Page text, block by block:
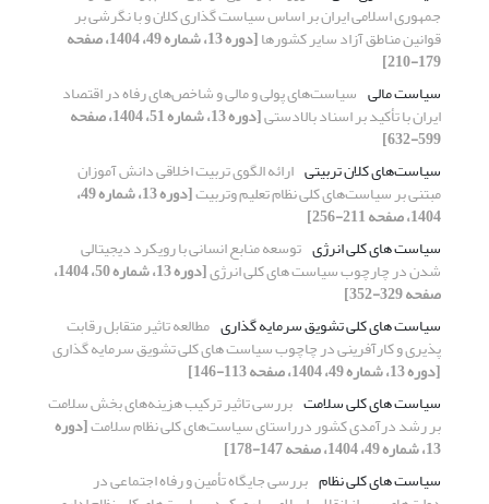
جمهوری اسلامی ایران بر اساس سیاست گذاری کلان و با نگرشی بر
قوانین مناطق آزاد سایر کشورها [دوره 13، شماره 49، 1404، صفحه
179-210]
سیاست مالی سیاست‌های پولی و مالی و شاخص‌های رفاه در اقتصاد
ایران با تأکید بر اسناد بالادستی [دوره 13، شماره 51، 1404، صفحه
599-632]
سیاست‌های کلان تربیتی ارائه الگوی تربیت اخلاقی دانش آموزان
مبتنی بر سیاست‌های کلی نظام تعلیم وتربیت [دوره 13، شماره 49،
1404، صفحه 211-256]
سیاست های کلی انرژی توسعه منابع انسانی با رویکرد دیجیتالی
شدن در چارچوب سیاست های کلی انرژی [دوره 13، شماره 50، 1404،
صفحه 329-352]
سیاست های کلی تشویق سرمایه گذاری مطالعه تاثیر متقابل رقابت
پذیری و کارآفرینی در چاچوب سیاست های کلی تشویق سرمایه گذاری
[دوره 13، شماره 49، 1404، صفحه 113-146]
سیاست های کلی سلامت بررسی تاثیر ترکیب هزینه‌های بخش سلامت
بر رشد درآمدی کشور درراستای سیاست‌های کلی نظام سلامت[دوره
13، شماره 49، 1404، صفحه 147-178]
سیاست های کلی نظام بررسی جایگاه تأمین و رفاه اجتماعی در